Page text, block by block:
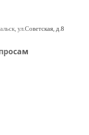
ул.Советская, д.8